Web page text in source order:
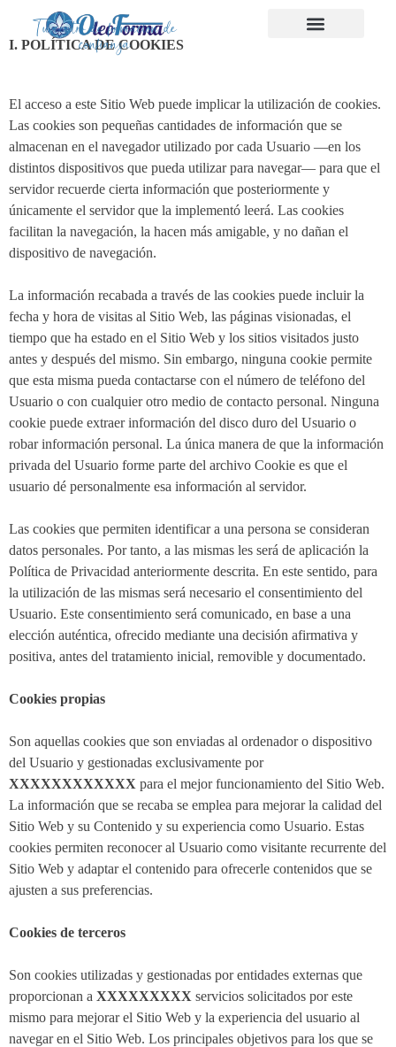
Tu centro de formación de
confianza
I. POLÍTICA DE COOKIES
El acceso a este Sitio Web puede implicar la utilización de cookies.
Las cookies son pequeñas cantidades de información que se
almacenan en el navegador utilizado por cada Usuario —en los
distintos dispositivos que pueda utilizar para navegar— para que el
servidor recuerde cierta información que posteriormente y
únicamente el servidor que la implementó leerá. Las cookies
facilitan la navegación, la hacen más amigable, y no dañan el
dispositivo de navegación.
La información recabada a través de las cookies puede incluir la
fecha y hora de visitas al Sitio Web, las páginas visionadas, el
tiempo que ha estado en el Sitio Web y los sitios visitados justo
antes y después del mismo. Sin embargo, ninguna cookie permite
que esta misma pueda contactarse con el número de teléfono del
Usuario o con cualquier otro medio de contacto personal. Ninguna
cookie puede extraer información del disco duro del Usuario o
robar información personal. La única manera de que la información
privada del Usuario forme parte del archivo Cookie es que el
usuario dé personalmente esa información al servidor.
Las cookies que permiten identificar a una persona se consideran
datos personales. Por tanto, a las mismas les será de aplicación la
Política de Privacidad anteriormente descrita. En este sentido, para
la utilización de las mismas será necesario el consentimiento del
Usuario. Este consentimiento será comunicado, en base a una
elección auténtica, ofrecido mediante una decisión afirmativa y
positiva, antes del tratamiento inicial, removible y documentado.
Cookies propias
Son aquellas cookies que son enviadas al ordenador o dispositivo
del Usuario y gestionadas exclusivamente por
XXXXXXXXXXXX para el mejor funcionamiento del Sitio Web.
La información que se recaba se emplea para mejorar la calidad del
Sitio Web y su Contenido y su experiencia como Usuario. Estas
cookies permiten reconocer al Usuario como visitante recurrente del
Sitio Web y adaptar el contenido para ofrecerle contenidos que se
ajusten a sus preferencias.
Cookies de terceros
Son cookies utilizadas y gestionadas por entidades externas que
proporcionan a XXXXXXXXX servicios solicitados por este
mismo para mejorar el Sitio Web y la experiencia del usuario al
navegar en el Sitio Web. Los principales objetivos para los que se